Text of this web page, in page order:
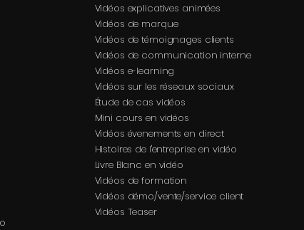
Vidéos explicatives animées
Vidéos de marque
Vidéos de témoignages clients
Vidéos de communication interne
Vidéos e-learning
Vidéos sur les réseaux sociaux
Étude de cas vidéos
Mini cours en vidéos
Vidéos évenements en direct
Histoires de l'entreprise en vidéo
Livre Blanc en vidéo
Vidéos de formation
Vidéos démo/vente/service client
Vidéos Teaser